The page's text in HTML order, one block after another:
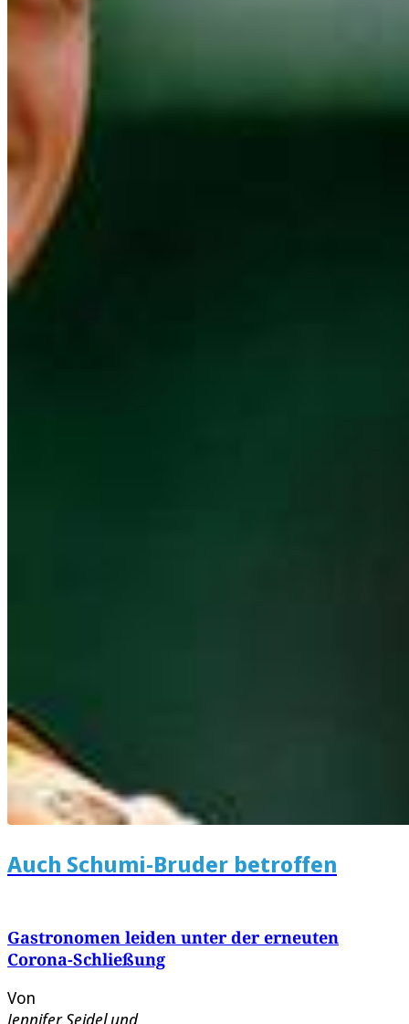
Auch Schumi-Bruder betroffen
Gastronomen leiden unter der erneuten
Corona-Schließung
Von
Jennifer Seidelund